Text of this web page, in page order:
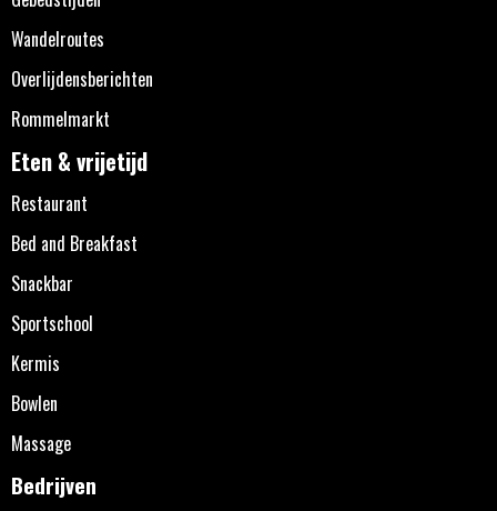
Wandelroutes
Overlijdensberichten
Rommelmarkt
Eten & vrijetijd
Restaurant
Bed and Breakfast
Snackbar
Sportschool
Kermis
Bowlen
Massage
Bedrijven